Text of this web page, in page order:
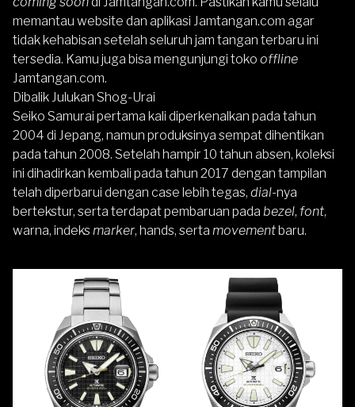
memantau website dan aplikasi Jamtangan.com agar
tidak kehabisan setelah seluruh jam tangan terbaru ini
tersedia. Kamu juga bisa mengunjungi toko offline
Jamtangan.com.
Dibalik Julukan Shog-Urai
Seiko Samurai pertama kali diperkenalkan pada tahun
2004 di Jepang, namun produksinya sempat dihentikan
pada tahun 2008. Setelah hampir 10 tahun absen, koleksi
ini dihadirkan kembali pada tahun 2017 dengan tampilan
telah diperbarui dengan case lebih tegas, dial-nya
bertekstur, serta terdapat pembaruan pada bezel, font,
warna, indeksmarker, hands, serta movement baru.